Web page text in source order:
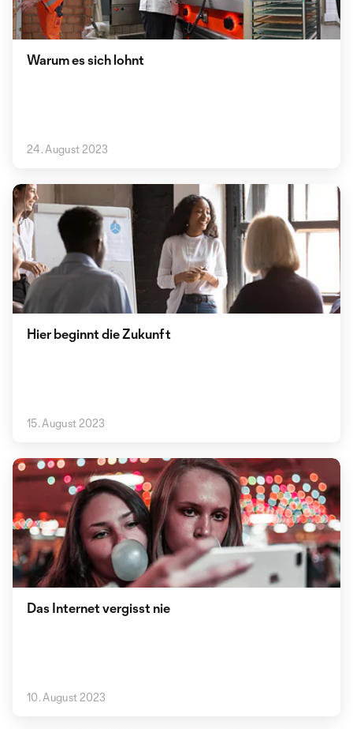
Warum es sich lohnt
24. August 2023
Hier beginnt die Zukunft
15. August 2023
Das Internet vergisst nie
10. August 2023